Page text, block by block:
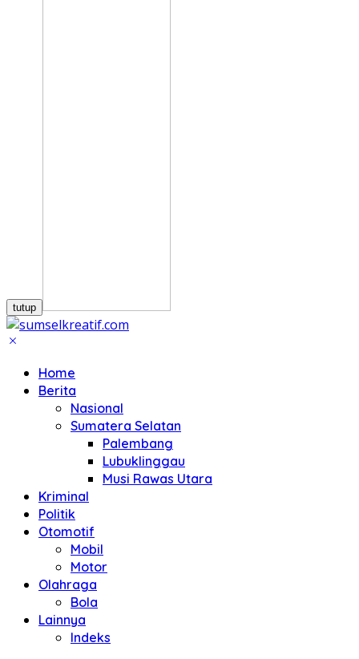
tutup
Home
Berita
Nasional
Sumatera Selatan
Palembang
Lubuklinggau
Musi Rawas Utara
Kriminal
Politik
Otomotif
Mobil
Motor
Olahraga
Bola
Lainnya
Indeks